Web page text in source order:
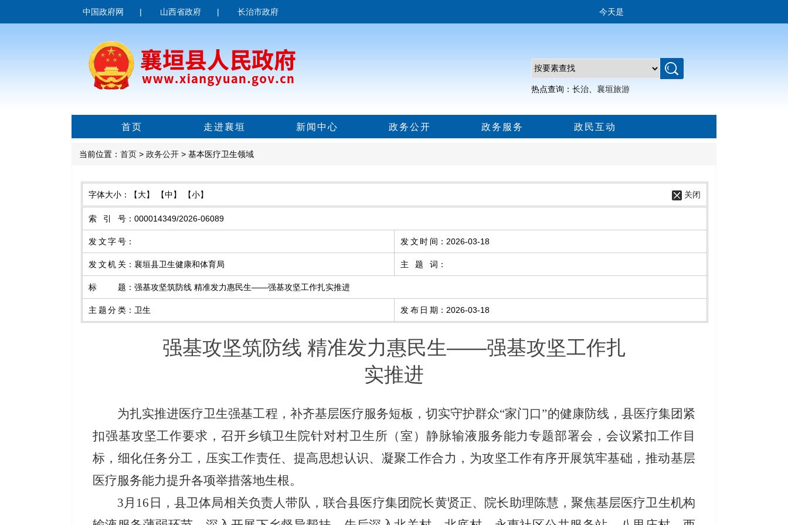
中国政府网 | 山西省政府 | 长治市政府 今天是
热点查询： 长治 襄垣旅游
首页 走进襄垣 新闻中心 政务公开 政务服务 政民互动
当前位置： 首页 > 政务公开 > 基本医疗卫生领域
字体大小： 【大】 【中】 【小】 关闭
索引号 ： 000014349/2026-06089
发文字号 ： 发文时间 ： 2026-03-18
发文机关 ： 襄垣县卫生健康和体育局 主题词 ：
标题 ： 强基攻坚筑防线 精准发力惠民生——强基攻坚工作扎实推进
主题分类 ： 卫生 发布日期 ： 2026-03-18
强基攻坚筑防线 精准发力惠民生——强基攻坚工作扎
实推进
为扎实推进医疗卫生强基工程，补齐基层医疗服务短板，切实守护群众“家门口”的健康防线，县医疗集团紧
扣强基攻坚工作要求，召开乡镇卫生院针对村卫生所（室）静脉输液服务能力专题部署会，会议紧扣工作目
标，细化任务分工，压实工作责任、提高思想认识、凝聚工作合力，为攻坚工作有序开展筑牢基础，推动基层
医疗服务能力提升各项举措落地生根。
3月16日，县卫体局相关负责人带队，联合县医疗集团院长黄贤正、院长助理陈慧，聚焦基层医疗卫生机构